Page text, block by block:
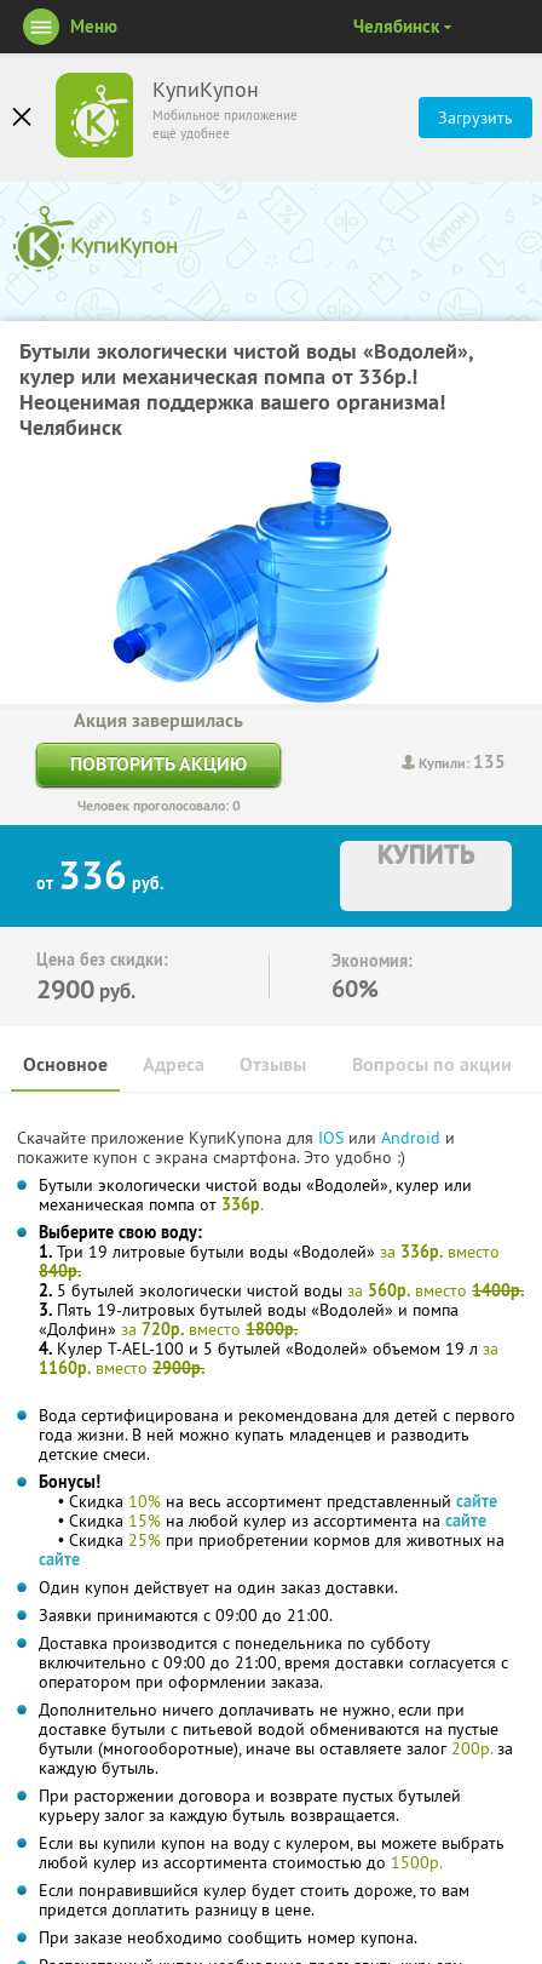
КупиКупон
Мобильное приложение
ещё удобнее
Загрузить
Меню Челябинск
Бутыли экологически чистой воды «Водолей»,
кулер или механическая помпа от 336р.!
Неоценимая поддержка вашего организма!
Челябинск
Купили: 135
Акция завершилась
ПОВТОРИТЬ АКЦИЮ
Человек проголосовало: 0
от 336 руб.
КУПИТЬ
Цена без скидки:
2900 руб.
Экономия:
60%
Основное Отзывы Вопросы по акции
Адреса
Скачайте приложение КупиКупона для IOS или Android и
покажите купон с экрана смартфона. Это удобно :)
Бутыли экологически чистой воды «Водолей», кулер или
механическая помпа от 336р.
Выберите свою воду:
1. Три 19 литровые бутыли воды «Водолей» за 336р. вместо
840р.
2. 5 бутылей экологически чистой воды за 560р. вместо 1400р.
3. Пять 19-литровых бутылей воды «Водолей» и помпа
«Долфин» за 720р. вместо 1800р.
4. Кулер T-AEL-100 и 5 бутылей «Водолей» объемом 19 л за
1160р. вместо 2900р.
Вода сертифицирована и рекомендована для детей с первого
года жизни. В ней можно купать младенцев и разводить
детские смеси.
Бонусы!
• Скидка 10% на весь ассортимент представленный сайте
• Скидка 15% на любой кулер из ассортимента на сайте
• Скидка 25% при приобретении кормов для животных на
сайте
Один купон действует на один заказ доставки.
Заявки принимаются с 09:00 до 21:00.
Доставка производится с понедельника по субботу
включительно с 09:00 до 21:00, время доставки согласуется с
оператором при оформлении заказа.
Дополнительно ничего доплачивать не нужно, если при
доставке бутыли с питьевой водой обмениваются на пустые
бутыли (многооборотные), иначе вы оставляете залог 200р.за
каждую бутыль.
При расторжении договора и возврате пустых бутылей
курьеру залог за каждую бутыль возвращается.
Если вы купили купон на воду с кулером, вы можете выбрать
любой кулер из ассортимента стоимостью до 1500р.
Если понравившийся кулер будет стоить дороже, то вам
придется доплатить разницу в цене.
При заказе необходимо сообщить номер купона.